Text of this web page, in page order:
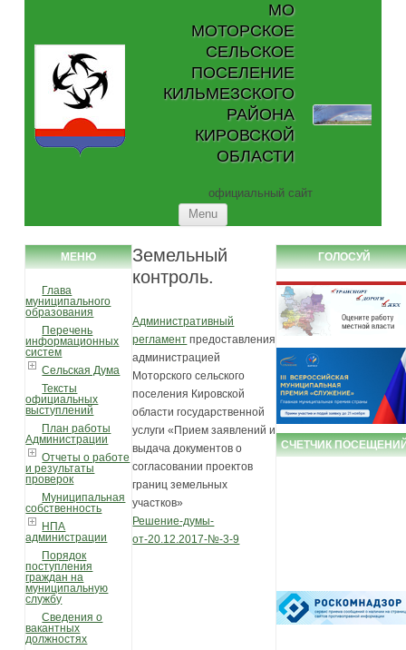
МО
МОТОРСКОЕ
СЕЛЬСКОЕ
ПОСЕЛЕНИЕ
КИЛЬМЕЗСКОГО
РАЙОНА
КИРОВСКОЙ
ОБЛАСТИ
официальный сайт
Menu
МЕНЮ
Глава
муниципального
образования
Перечень
информационных
систем
Сельская Дума
Тексты
официальных
выступлений
План работы
Администрации
Отчеты о работе
и результаты
проверок
Муниципальная
собственность
НПА
администрации
Порядок
поступления
граждан на
муниципальную
службу
Сведения о
вакантных
должностях
Земельный
контроль.
Административный
регламент предоставления
администрацией
Моторского сельского
поселения Кировской
области государственной
услуги «Прием заявлений и
выдача документов о
согласовании проектов
границ земельных
участков»
Решение-думы-
от-20.12.2017-№-3-9
ГОЛОСУЙ
СЧЕТЧИК